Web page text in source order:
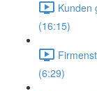
Kunden
(16:15)
(6:29)